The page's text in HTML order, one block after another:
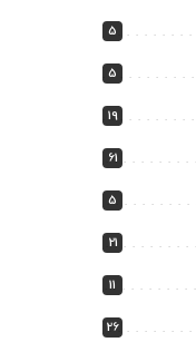
5
5
19
61
5
21
11
26